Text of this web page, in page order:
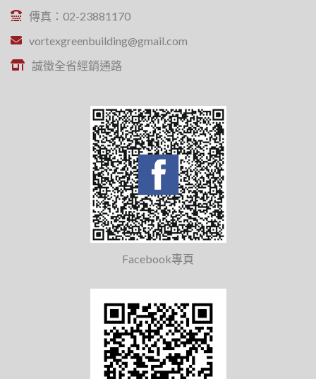
傳真：02-23881170
vortexgreenbuilding@gmail.com
誠徵全省經銷通路
Facebook專頁